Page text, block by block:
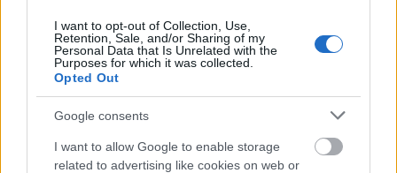
I want to opt-out of Collection, Use,
Retention, Sale, and/or Sharing of my
Personal Data that Is Unrelated with the
Purposes for which it was collected.
Opted Out
Google consents
I want to allow Google to enable storage
related to advertising like cookies on web or
Az alapszituációban szereplő apátnő és egykori
tartótisztjének emlékei asszociatív módon kerülnek
be a színre, az egykori tartótiszt által kimenekített
III/III-as ügyiratokat, rendszertelen módon lapozza
fel a múltjának titkos részleteit erőszakosan követelő
hősnő.